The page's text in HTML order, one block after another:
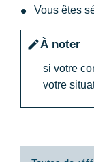
Vous êtes
editÀ noter
si votre
votre